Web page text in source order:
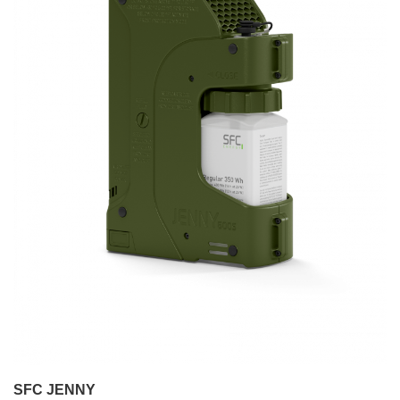
SFC JENNY